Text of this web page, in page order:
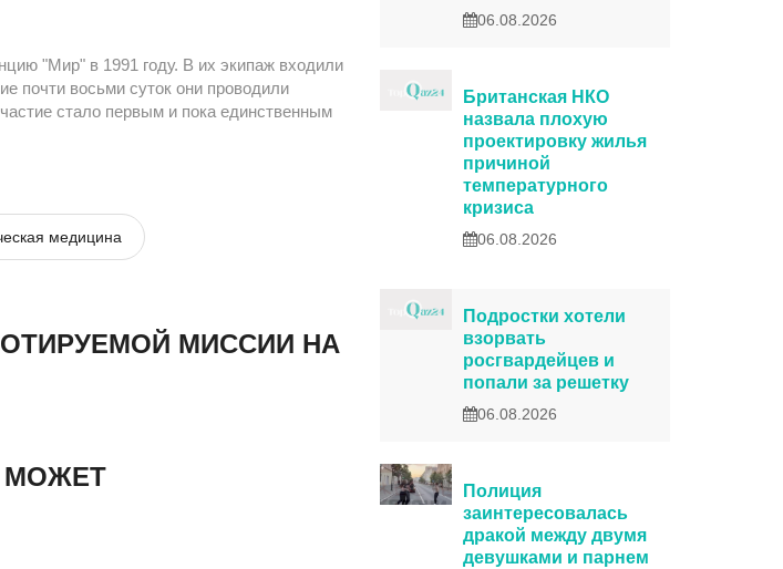
"Мир" в 1991 году. В их экипаж входили
почти восьми суток они проводили
стало первым и пока единственным
медицина
МИССИИ НА
МОЖЕТ
06.08.2026
Британская НКО
назвала плохую
проектировку жилья
причиной
температурного
кризиса
06.08.2026
Подростки хотели
взорвать
росгвардейцев и
попали за решетку
06.08.2026
Полиция
заинтересовалась
дракой между двумя
девушками и парнем